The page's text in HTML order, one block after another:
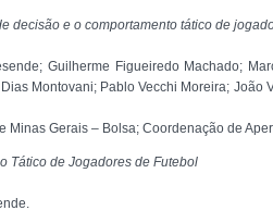
decisão e o comportamento tático de
Guilherme Figueiredo Machado;
Montovani; Pablo Vecchi Moreira; João
Minas Gerais – Bolsa; Coordenação de
Tático de Jogadores de Futebol